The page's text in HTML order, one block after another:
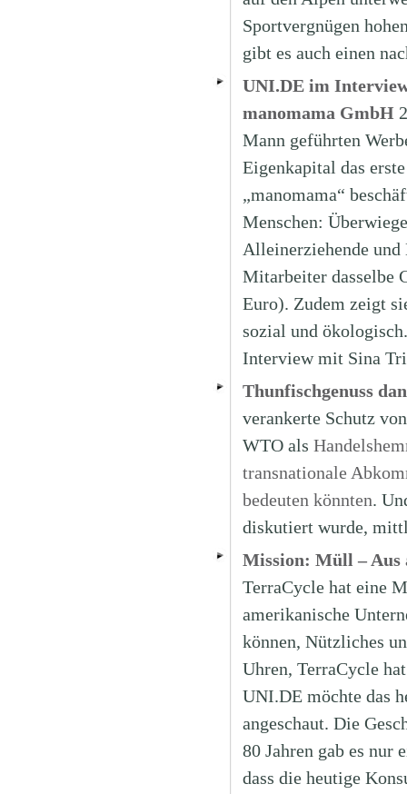
Sportvergnügen
gibt es auch einen
UNI.DE im
manomama GmbH
Mann geführten
Eigenkapital das
„manomama“
Menschen:
Alleinerziehende
Mitarbeiter dasselbe
Euro). Zudem zeigt
sozial und
Interview mit Sina
Thunfischgenuss
verankerte Schutz
WTO als
transnationale
bedeuten könnten.
diskutiert wurde,
Mission: Müll – Aus
TerraCycle hat eine
amerikanische
können, Nützliches
Uhren, TerraCycle
UNI.DE möchte das
angeschaut. Die
80 Jahren gab es
dass die heutige